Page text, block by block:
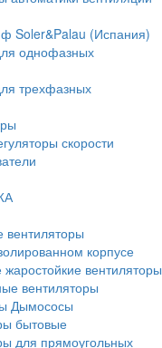
Soler&Palau (Испания)
однофазных
трехфазных
скорости
корпусе
вентиляторы
вентиляторы
Дымососы
бытовые
для прямоугольных